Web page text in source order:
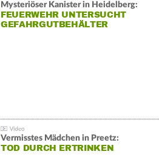
Mysteriöser Kanister in Heidelberg:
FEUERWEHR UNTERSUCHT
GEFAHRGUTBEHÄLTER
Vermisstes Mädchen in Preetz:
TOD DURCH ERTRINKEN